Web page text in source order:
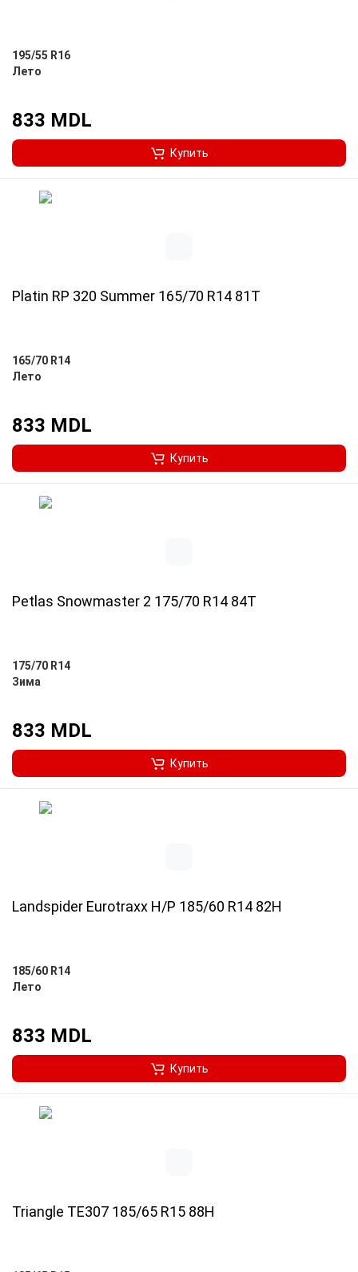
195/55 R16
Лето
833 MDL
Купить
Platin RP 320 Summer 165/70 R14 81T
165/70 R14
Лето
833 MDL
Купить
Petlas Snowmaster 2 175/70 R14 84T
175/70 R14
Зима
833 MDL
Купить
Landspider Eurotraxx H/P 185/60 R14 82H
185/60 R14
Лето
833 MDL
Купить
Triangle TE307 185/65 R15 88H